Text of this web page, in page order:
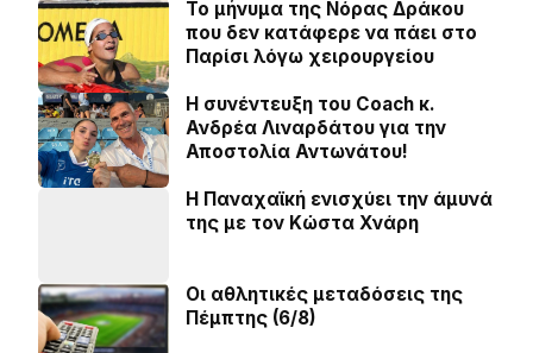
Το μήνυμα της Νόρας Δράκου
που δεν κατάφερε να πάει στο
Παρίσι λόγω χειρουργείου
H συνέντευξη του Coach κ.
Ανδρέα Λιναρδάτου για την
Αποστολία Αντωνάτου!
Η Παναχαϊκή ενισχύει την άμυνά
της με τον Κώστα Χνάρη
Οι αθλητικές μεταδόσεις της
Πέμπτης (6/8)